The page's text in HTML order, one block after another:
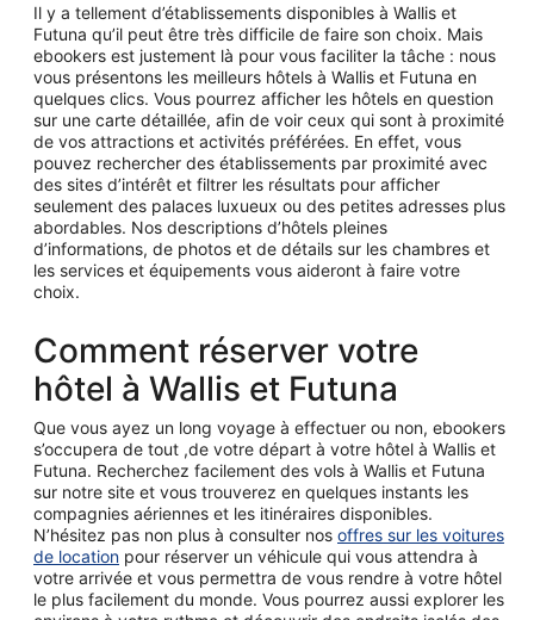
Il y a tellement d’établissements disponibles à Wallis et
Futuna qu’il peut être très difficile de faire son choix. Mais
ebookers est justement là pour vous faciliter la tâche : nous
vous présentons les meilleurs hôtels à Wallis et Futuna en
quelques clics. Vous pourrez afficher les hôtels en question
sur une carte détaillée, afin de voir ceux qui sont à proximité
de vos attractions et activités préférées. En effet, vous
pouvez rechercher des établissements par proximité avec
des sites d’intérêt et filtrer les résultats pour afficher
seulement des palaces luxueux ou des petites adresses plus
abordables. Nos descriptions d’hôtels pleines
d’informations, de photos et de détails sur les chambres et
les services et équipements vous aideront à faire votre
choix.
Comment réserver votre
hôtel à Wallis et Futuna
Que vous ayez un long voyage à effectuer ou non, ebookers
s’occupera de tout ,de votre départ à votre hôtel à Wallis et
Futuna. Recherchez facilement des vols à Wallis et Futuna
sur notre site et vous trouverez en quelques instants les
compagnies aériennes et les itinéraires disponibles.
N’hésitez pas non plus à consulter nos offres sur les voitures
de location pour réserver un véhicule qui vous attendra à
votre arrivée et vous permettra de vous rendre à votre hôtel
le plus facilement du monde. Vous pourrez aussi explorer les